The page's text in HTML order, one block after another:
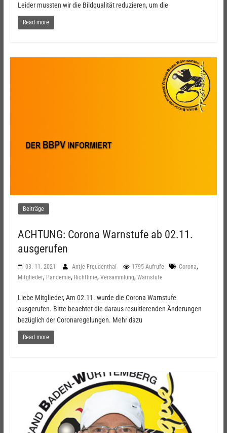
Leider mussten wir die Bildqualität reduzieren, um die
Read more
Beiträge
ACHTUNG: Corona Warnstufe ab 02.11.
ausgerufen
03. 11. 2021 Antje Freudenthal 1795 Aufrufe Corona,
Mitglieder, Pandemie, Richtlinie, Versammlung, Warnstufe
Liebe Mitglieder, Am 02.11. wurde die Corona Warnstufe
ausgerufen. Bitte beachtet die daraus resultierenden Änderungen
bezüglich der Coronaregelungen. Mehr dazu
Read more